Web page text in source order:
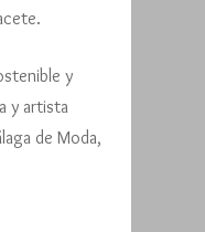
y
y artista
de Moda,